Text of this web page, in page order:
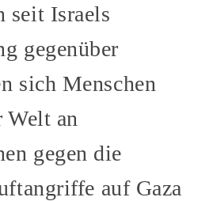
seit Israels
gegenüber
sich Menschen
Welt an
gegen die
auf Gaza